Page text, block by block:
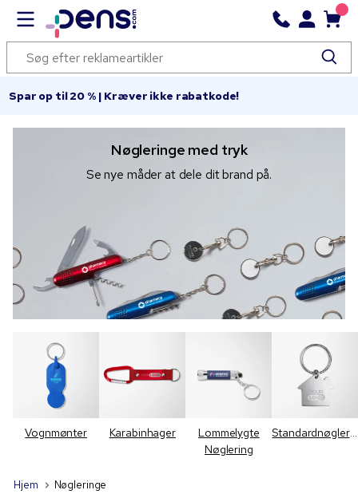
Spar op til 20 % | Kræver ikke rabatkode!
Nøgleringe med tryk
Se nye måder at dele dit brand på.
Vognmønter Karabinhager
Lommelygte
Nøglering
Standardnøgleringe
Hjem Nøgleringe